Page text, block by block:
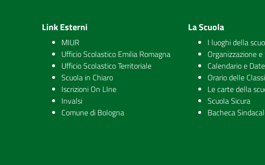
Link Esterni
MIUR
Ufficio Scolastico Emilia Romagna
Ufficio Scolastico Territoriale
Scuola in Chiaro
Iscrizioni On LIne
Invalsi
Comune di Bologna
La Scuola
I luoghi della
Organizzazione
Calendario e
Orario delle
Le carte della
Scuola Sicura
Bacheca